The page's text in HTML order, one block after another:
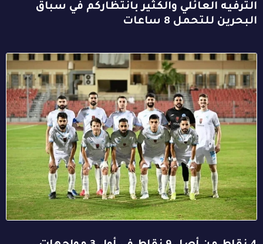
الترفيه العائلي والكثير بانتظاركم في سباق
البحرين للتحمل 8 ساعات